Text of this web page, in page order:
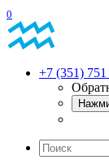
0
+7 (351) 751